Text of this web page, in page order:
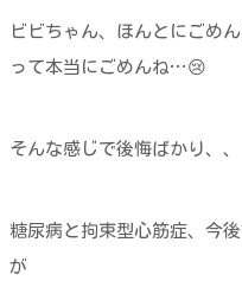
ビビちゃん、ほんとにごめ
って本当にごめんね…😢
そんな感じで後悔ばかり、、
糖尿病と拘束型心筋症、今
が